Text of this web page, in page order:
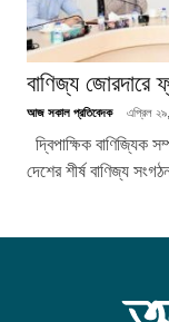
বাণিজ্য জোরদারে
আজ সকাল প্রতিবেদক এপ্রিল
দ্বিপাক্ষিক বাণিজ্যিক
দেশের শীর্ষ বাণিজ্য